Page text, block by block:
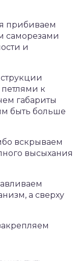
прибиваем
саморезами
и
к
габариты
быть больше
вскрываем
высыхания
а сверху